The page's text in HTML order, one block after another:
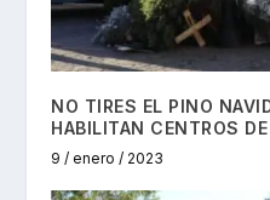
NO TIRES EL PINO
HABILITAN CENTROS
9 / enero / 2023